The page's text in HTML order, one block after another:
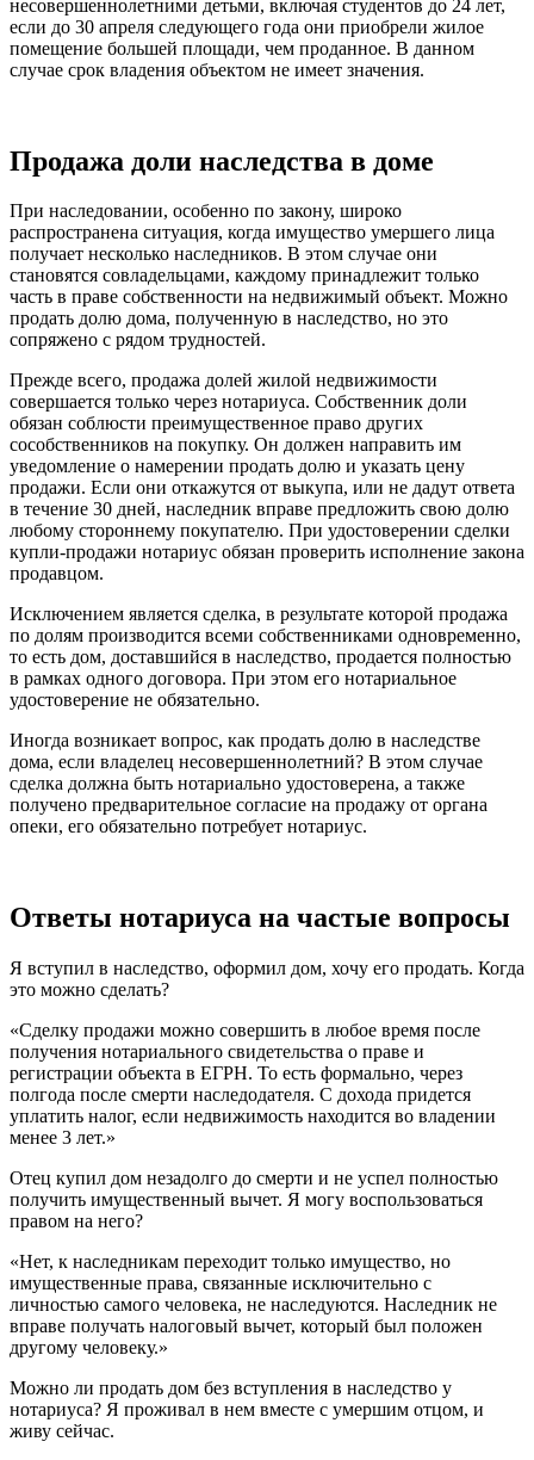
несовершеннолетними детьми, включая студентов до 24 лет,
если до 30 апреля следующего года они приобрели жилое
помещение большей площади, чем проданное. В данном
случае срок владения объектом не имеет значения.
Продажа доли наследства в доме
При наследовании, особенно по закону, широко
распространена ситуация, когда имущество умершего лица
получает несколько наследников. В этом случае они
становятся совладельцами, каждому принадлежит только
часть в праве собственности на недвижимый объект. Можно
продать долю дома, полученную в наследство, но это
сопряжено с рядом трудностей.
Прежде всего, продажа долей жилой недвижимости
совершается только через нотариуса. Собственник доли
обязан соблюсти преимущественное право других
сособственников на покупку. Он должен направить им
уведомление о намерении продать долю и указать цену
продажи. Если они откажутся от выкупа, или не дадут ответа
в течение 30 дней, наследник вправе предложить свою долю
любому стороннему покупателю. При удостоверении сделки
купли-продажи нотариус обязан проверить исполнение закона
продавцом.
Исключением является сделка, в результате которой продажа
по долям производится всеми собственниками одновременно,
то есть дом, доставшийся в наследство, продается полностью
в рамках одного договора. При этом его нотариальное
удостоверение не обязательно.
Иногда возникает вопрос, как продать долю в наследстве
дома, если владелец несовершеннолетний? В этом случае
сделка должна быть нотариально удостоверена, а также
получено предварительное согласие на продажу от органа
опеки, его обязательно потребует нотариус.
Ответы нотариуса на частые вопросы
Я вступил в наследство, оформил дом, хочу его продать. Когда
это можно сделать?
«Сделку продажи можно совершить в любое время после
получения нотариального свидетельства о праве и
регистрации объекта в ЕГРН. То есть формально, через
полгода после смерти наследодателя. С дохода придется
уплатить налог, если недвижимость находится во владении
менее 3 лет.»
Отец купил дом незадолго до смерти и не успел полностью
получить имущественный вычет. Я могу воспользоваться
правом на него?
«Нет, к наследникам переходит только имущество, но
имущественные права, связанные исключительно с
личностью самого человека, не наследуются. Наследник не
вправе получать налоговый вычет, который был положен
другому человеку.»
Можно ли продать дом без вступления в наследство у
нотариуса? Я проживал в нем вместе с умершим отцом, и
живу сейчас.